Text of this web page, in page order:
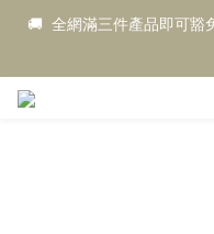
🚚  全網滿三件產品即可